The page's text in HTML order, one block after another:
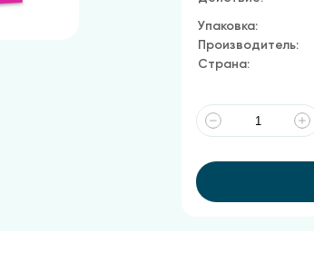
Упаковка:
Производитель:
Страна: